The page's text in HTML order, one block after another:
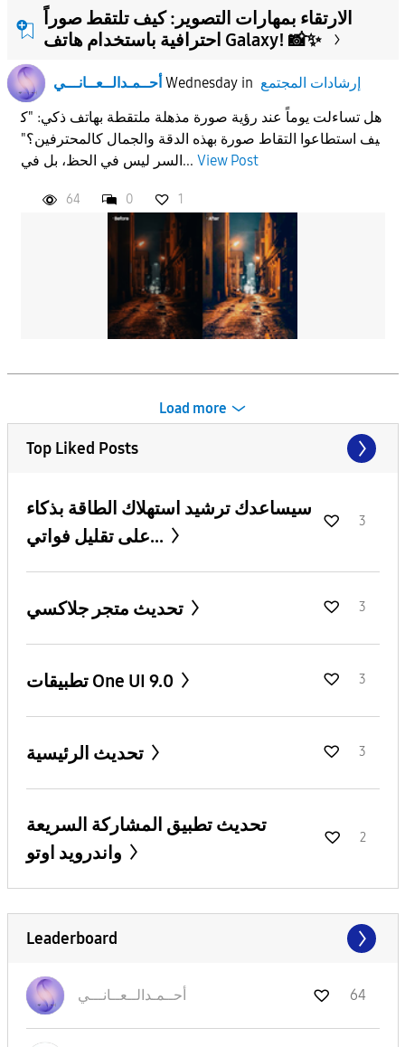
الارتقاء بمهارات التصوير: كيف تلتقط صوراً
احترافية باستخدام هاتف Galaxy! 📸✨
أحــمـدالــعــانـــي Wednesdayin إرشادات المجتمع
هل تساءلت يوماً عند رؤية صورة مذهلة ملتقطة بهاتف ذكي: "ك
يف استطاعوا التقاط صورة بهذه الدقة والجمال كالمحترفين؟"
السر ليس في الحظ، بل في... View Post
64 0 1
Load more
Top Liked Posts
سيساعدك ترشيد استهلاك الطاقة بذكاء
على تقليل فواتي...
3
تحديث متجر جلاكسي 3
تطبيقات One UI 9.0 3
تحديث الرئيسية 3
تحديث تطبيق المشاركة السريعة
2
Leaderboard
أحــمـدالــعــانـــي 64